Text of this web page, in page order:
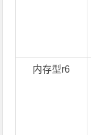
内存型r6